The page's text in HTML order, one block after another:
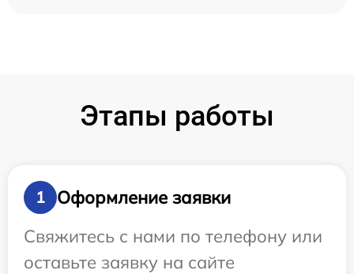
Этапы работы
1
Оформление заявки
Свяжитесь с нами по телефону или
оставьте заявку на сайте